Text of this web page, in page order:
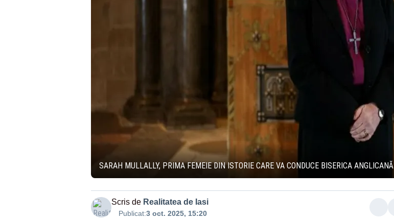
SARAH MULLALLY, PRIMA FEMEIE DIN ISTORIE CARE VA CONDUCE BISERICA ANGLICANĂ
Scris de Realitatea de Iasi
Publicat:3 oct. 2025, 15:20